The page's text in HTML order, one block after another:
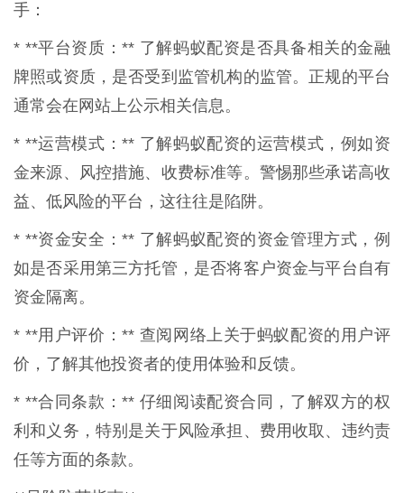
手：
* **平台资质：** 了解蚂蚁配资是否具备相关的金融
牌照或资质，是否受到监管机构的监管。正规的平台
通常会在网站上公示相关信息。
* **运营模式：** 了解蚂蚁配资的运营模式，例如资
金来源、风控措施、收费标准等。警惕那些承诺高收
益、低风险的平台，这往往是陷阱。
* **资金安全：** 了解蚂蚁配资的资金管理方式，例
如是否采用第三方托管，是否将客户资金与平台自有
资金隔离。
* **用户评价：** 查阅网络上关于蚂蚁配资的用户评
价，了解其他投资者的使用体验和反馈。
* **合同条款：** 仔细阅读配资合同，了解双方的权
利和义务，特别是关于风险承担、费用收取、违约责
任等方面的条款。